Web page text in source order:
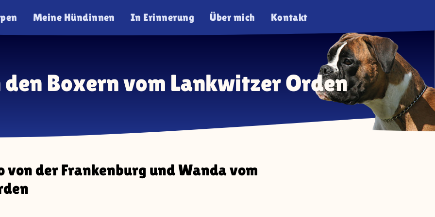
Meine Hündinnen In Erinnerung Über mich Kontakt
Boxern vom Lankwitzer Orden
von der Frankenburg und Wanda vom